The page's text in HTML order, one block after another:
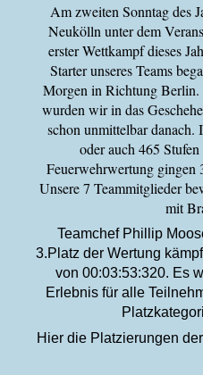
Am zweiten Sonntag des
Neukölln unter dem
erster Wettkampf dieses
Starter unseres Teams
Morgen in Richtung Berlin.
wurden wir in das
schon unmittelbar danach.
oder auch 465
Feuerwehrwertung gingen
Unsere 7 Teammitglieder
mit
Teamchef Phillip
3.Platz der Wertung
von 00:03:53:320. Es
Erlebnis für alle
Hier die Platzierungen